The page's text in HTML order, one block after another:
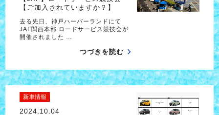
【ご加入されていますか？】
去る先日、神戸ハーバーランドにて
JAF関西本部 ロードサービス競技会が
開催されました …
つづきを読む
新車情報
2024.10.04